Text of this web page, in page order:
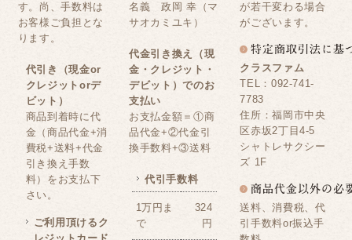
す。尚、手数料は
お客様ご負担とな
ります。
代引き（現金or
クレジットorデ
ビット）
商品到着時に代
金（商品代金+消
費税+送料+代金
引き換え手数
料）をお支払下
さい。
ご利用頂けるク
名義 政岡 幸（マ
サオカミユキ）
代金引き換え（現
金・クレジット・
デビット）でのお
支払い
お支払金額＝①商
品代金+②代金引
換手数料+③送料
代引手数料
1万円ま
で
324
円
が若干変わる場合
がございます。
クラスファム
TEL：092-741-
7783
住所：福岡市中央
区赤坂2丁目4-5
シャトレサクシー
ズ 1F
送料、消費税、代
引手数料or振込手